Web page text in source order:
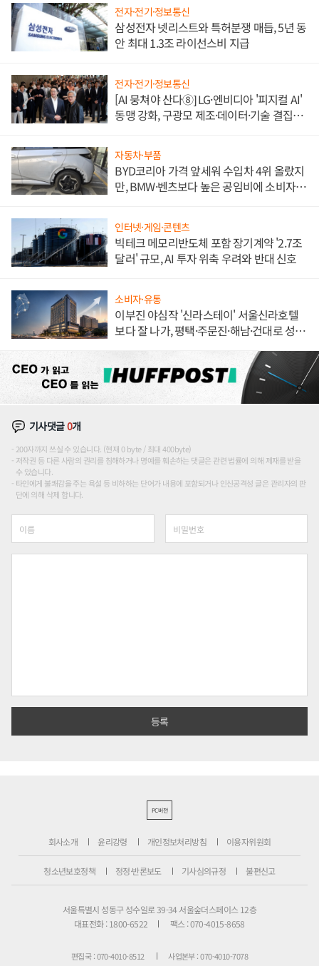
전자·전기·정보통신
삼성전자 넷리스트와 특허분쟁 매듭, 5년 동
안 최대 1.3조 라이선스비 지급
전자·전기·정보통신
[AI 뭉쳐야 산다⑧] LG·엔비디아 '피지컬 AI'
동맹 강화, 구광모 제조·데이터·기술 결집
자동차·부품
BYD코리아 가격 앞세워 수입차 4위 올랐지
만, BMW·벤츠보다 높은 공임비에 소비자
인터넷·게임·콘텐츠
빅테크 메모리반도체 포함 장기계약 '2.7조
달러' 규모, AI 투자 위축 우려와 반대 신호
소비자·유통
이부진 야심작 '신라스테이' 서울신라호텔
보다 잘 나가, 평택·주문진·해남·건대로 성
기사댓글0개
200자까지 쓰실 수 있습니다. (현재 0 byte / 최대 400byte)
저작권 등 다른 사람의 권리를 침해하거나 명예를 훼손하는 댓글은 관련 법률에 의해 제재를 받을
수 있습니다.
타인에게 불쾌감을 주는 욕설 등 비하하는 단어가 내용에 포함되거나 인신공격성 글은 관리자의 판
단에 의해 삭제 합니다.
PC버전
회사소개 윤리강령 개인정보처리방침 이용자위원회
청소년보호정책 정정·반론보도 기사심의규정 불편신고
서울특별시 성동구 성수일로 39-34 서울숲더스페이스 12층
대표전화 : 1800-6522
팩스 : 070-4015-8658
편집국 : 070-4010-8512
사업본부 : 070-4010-7078